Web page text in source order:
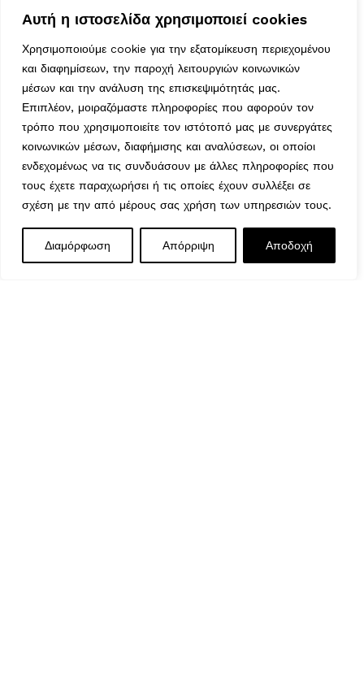
Αυτή η ιστοσελίδα χρησιμοποιεί cookies
Χρησιμοποιούμε cookie για την εξατομίκευση περιεχομένου
και διαφημίσεων, την παροχή λειτουργιών κοινωνικών
μέσων και την ανάλυση της επισκεψιμότητάς μας.
Επιπλέον, μοιραζόμαστε πληροφορίες που αφορούν τον
τρόπο που χρησιμοποιείτε τον ιστότοπό μας με συνεργάτες
κοινωνικών μέσων, διαφήμισης και αναλύσεων, οι οποίοι
ενδεχομένως να τις συνδυάσουν με άλλες πληροφορίες που
τους έχετε παραχωρήσει ή τις οποίες έχουν συλλέξει σε
σχέση με την από μέρους σας χρήση των υπηρεσιών τους.
Διαμόρφωση Απόρριψη Αποδοχή
Τα Αγαπημένα μου
Χρήσιμα
Τρόποι Αποστολής
Μέθοδοι Πληρωμής
Πολιτική Επιστροφών
Ασφάλεια Συναλλαγών
Όροι & Προϋποθέσεις
Αναζήτηση Αποστολής
Ωράριο Λειτουργίας
Δευτέρα : 9:00-14:30
Τρίτη : 9:00-14:30, 18:00-21:00
Τετάρτη : 9:00-14:30
Πέμπτη : 9:00-14:30, 18:00-21:00